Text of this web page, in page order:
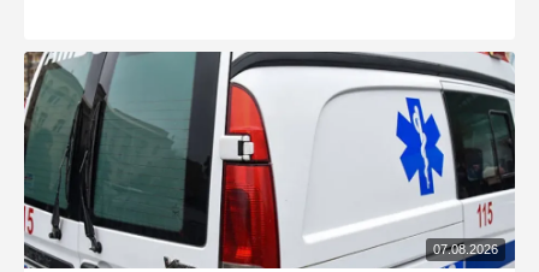
07.08.2026